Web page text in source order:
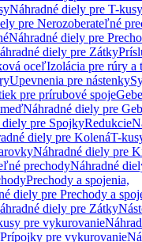
Náhradné diely pre T-kusy
pre Nerozoberateľné
Náhradné diely pre
diely pre Zátky
oceľIzolácia pre rúry a
Upevnenia pre nástenky
pre prírubové spoje
Náhradné diely pre
diely pre SpojkyRedukcie
diely pre KolenáT-
Náhradné diely pre
prechodyNáhradné
Prechody a spojenia,
diely pre Prechody a
diely pre Zátky
pre vykurovanie
Prípojky pre vykurovanie